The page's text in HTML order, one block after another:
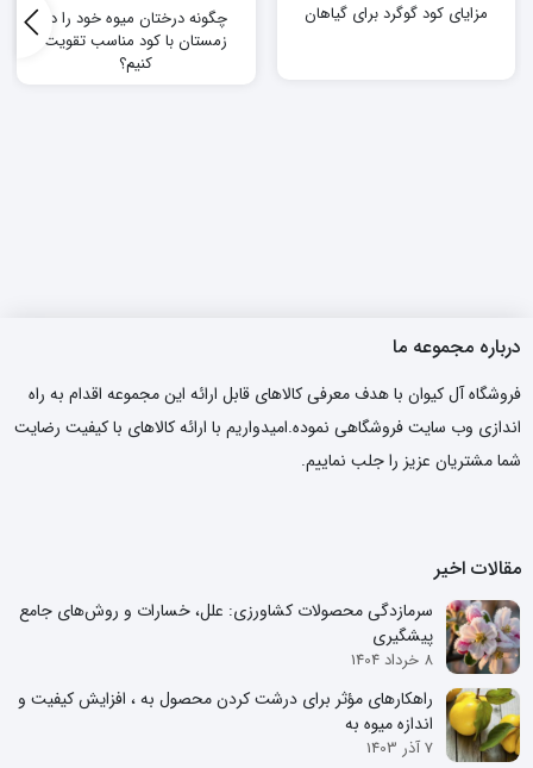
مزایای کود گوگرد برای گیاهان
چگونه درختان میوه خود را در
زمستان با کود مناسب تقویت
کنیم؟
درباره مجموعه ما
فروشگاه آل کیوان با هدف معرفی کالاهای قابل ارائه این مجموعه اقدام به راه
اندازی وب سایت فروشگاهی نموده.امیدواریم با ارائه کالاهای با کیفیت رضایت
شما مشتریان عزیز را جلب نماییم.
مقالات اخیر
سرمازدگی محصولات کشاورزی: علل، خسارات و روش‌های جامع
پیشگیری
8 خرداد 1404
راهکارهای مؤثر برای درشت کردن محصول به ، افزایش کیفیت و
اندازه میوه به
7 آذر 1403